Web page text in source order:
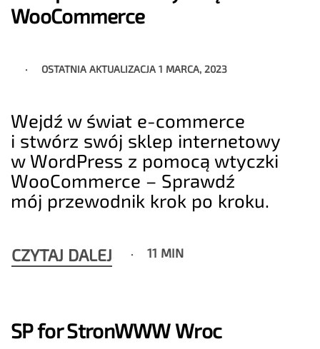
WooCommerce
OSTATNIA AKTUALIZACJA1 MARCA, 2023
Wejdź w świat e-commerce
i stwórz swój sklep internetowy
w WordPress z pomocą wtyczki
WooCommerce – Sprawdź
mój przewodnik krok po kroku.
CZYTAJ DALEJ 11 MIN
SP for StronWWW Wroc